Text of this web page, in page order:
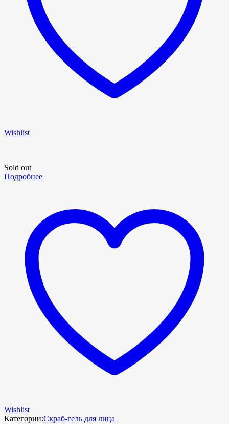
Wishlist
Sold out
Подробнее
Wishlist
Категории:Скраб-гель для лица